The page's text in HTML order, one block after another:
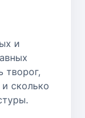
и
творог,
сколько